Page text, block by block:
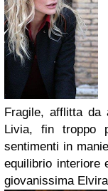
Fragile, afflitta da
Livia, fin troppo
sentimenti in
equilibrio interiore
giovanissima